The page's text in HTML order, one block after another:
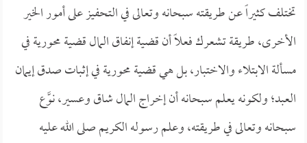
تختلف كثيراً عن طريقته سبحانه وتعالى في التحفيز على أمور الخير
الأخرى، طريقة تشعرك فعلاً أن قضية إنفاق المال قضية محورية في
مسألة الابتلاء والاختبار، بل هي قضية محورية في إثبات صدق إيمان
العبد؛ ولكونه يعلم سبحانه أن إخراج المال شاق وعسير، نوَّع
سبحانه وتعالى في طريقته، وعلم رسوله الكريم صلى الله عليه